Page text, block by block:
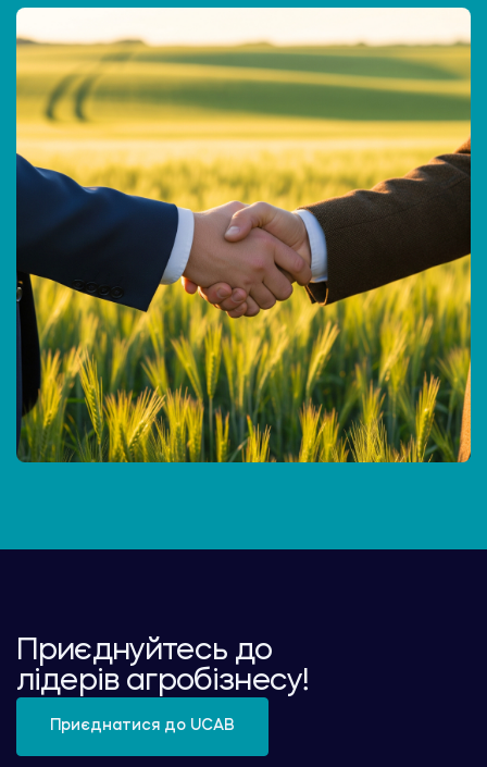
Приєднуйтесь до
лідерів агробізнесу!
Приєднатися до UCAB